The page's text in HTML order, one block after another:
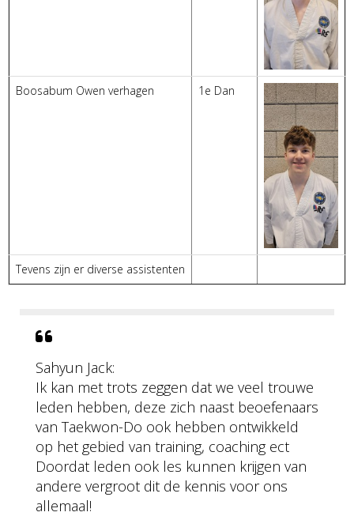
Boosabum Owen verhagen 1e Dan
Tevens zijn er diverse assistenten
Sahyun Jack:
Ik kan met trots zeggen dat we veel trouwe
leden hebben, deze zich naast beoefenaars
van Taekwon-Do ook hebben ontwikkeld
op het gebied van training, coaching ect
Doordat leden ook les kunnen krijgen van
andere vergroot dit de kennis voor ons
allemaal!